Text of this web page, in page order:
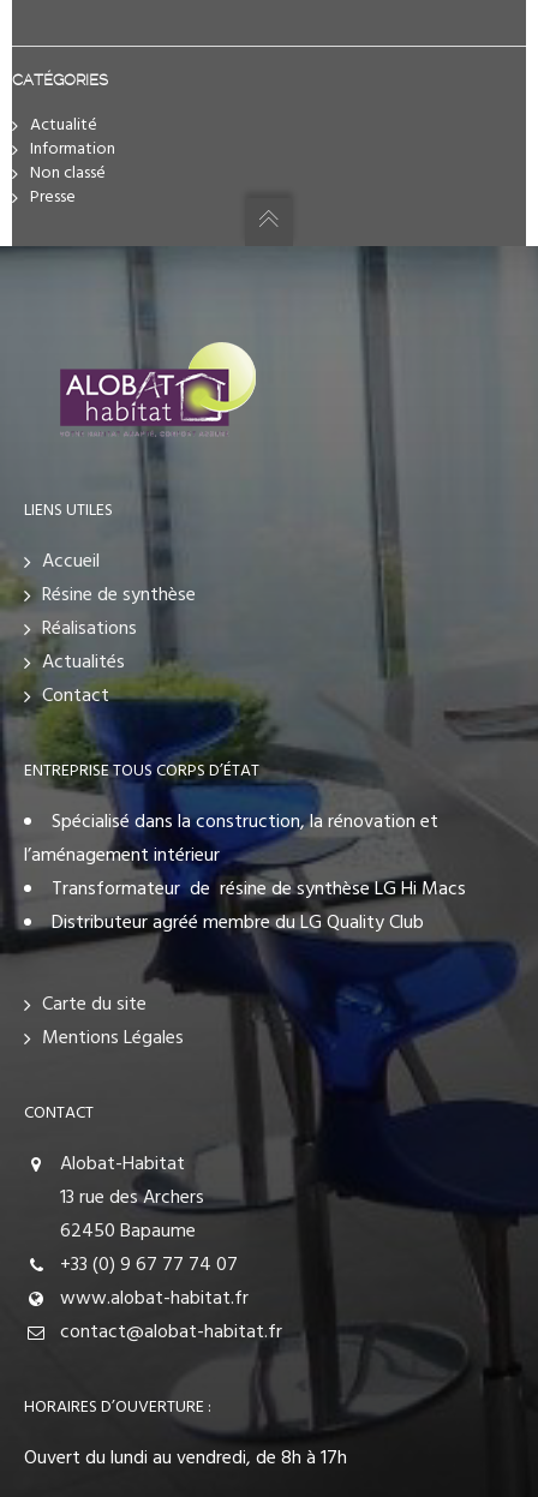
CATÉGORIES
Actualité
Information
Non classé
Presse
LIENS UTILES
Accueil
Résine de synthèse
Réalisations
Actualités
Contact
ENTREPRISE TOUS CORPS D’ÉTAT
Spécialisé dans la construction, la rénovation et
l’aménagement intérieur
Transformateur de résine de synthèse LG Hi Macs
Distributeur agréé membre du LG Quality Club
Carte du site
Mentions Légales
CONTACT
Alobat-Habitat
13 rue des Archers
62450 Bapaume
+33 (0) 9 67 77 74 07
www.alobat-habitat.fr
contact@alobat-habitat.fr
HORAIRES D’OUVERTURE :
Ouvert du lundi au vendredi, de 8h à 17h